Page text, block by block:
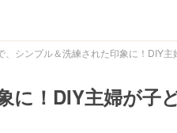
、シンプル＆洗練された印象に！DIY
に！DIY主婦が子